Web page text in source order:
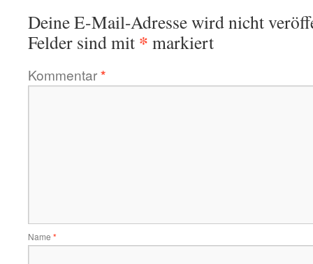
Deine E-Mail-Adresse wird nicht
Felder sind mit * markiert
Kommentar*
Name *